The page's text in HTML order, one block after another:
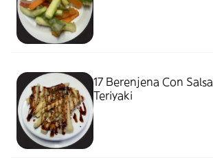
17 Berenjena Con Salsa
Teriyaki